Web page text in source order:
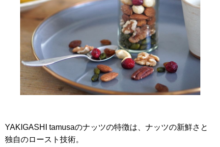
YAKIGASHI tamusaのナッツの特徴は、ナッツの新鮮さと
独自のロースト技術。